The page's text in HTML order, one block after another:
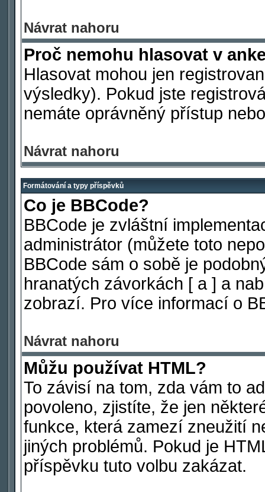
Návrat nahoru
Proč nemohu hlasovat v
Hlasovat mohou jen
výsledky). Pokud jste
nemáte oprávněný přístup
Návrat nahoru
Formátování a typy příspěvků
Co je BBCode?
BBCode je zvláštní
administrátor (můžete toto
BBCode sám o sobě je
hranatých závorkách [ a ] a
zobrazí. Pro více informací o
Návrat nahoru
Můžu používat HTML?
To závisí na tom, zda vám to
povoleno, zjistíte, že jen
funkce, která zamezí zneužití
jiných problémů. Pokud je
příspěvku tuto volbu zakázat.